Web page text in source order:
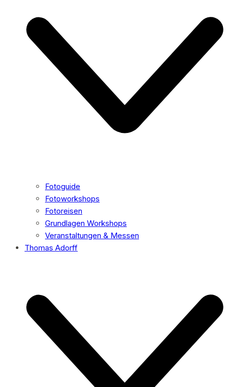
Fotoguide
Fotoworkshops
Fotoreisen
Grundlagen Workshops
Veranstaltungen & Messen
Thomas Adorff